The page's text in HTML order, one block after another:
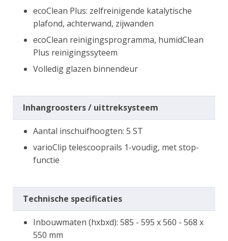
ecoClean Plus: zelfreinigende katalytische
plafond, achterwand, zijwanden
ecoClean reinigingsprogramma, humidClean
Plus reinigingssyteem
Volledig glazen binnendeur
Inhangroosters / uittreksysteem
Aantal inschuifhoogten: 5 ST
varioClip telescooprails 1-voudig, met stop-
functie
Technische specificaties
Inbouwmaten (hxbxd): 585 - 595 x 560 - 568 x
550 mm